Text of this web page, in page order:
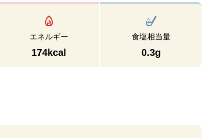
エネルギー
174kcal
食塩相当量
0.3g